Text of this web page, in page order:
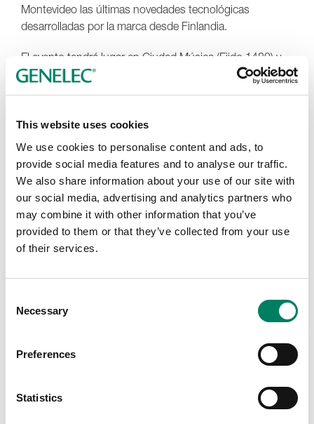
This website uses cookies
We use cookies to personalise content and ads, to
provide social media features and to analyse our traffic.
We also share information about your use of our site with
our social media, advertising and analytics partners who
may combine it with other information that you’ve
provided to them or that they’ve collected from your use
of their services.
Selection
Necessary
Preferences
Statistics
Montevideo las últimas novedades tecnológicas
desarrolladas por la marca desde Finlandia.
El evento tendrá lugar en Ciudad Música (Ejido 1480) y
contaremos con un sistema Genelec SAM, sobre el que
monitoreo personal UNIO PRM, el controlador de
referencia 9320 que permite la integración fluida de
capacidades adicionales de control, interfaz, y
enrutamiento, así como la calibración tanto del sistema
de monitoreo SAM como de los nuevos auriculares de
Genelec 8550, integrados en el paquete UNIO PRM.
Además, se hará una presentación preliminar de la
nuevo versión del sistema Aural ID de Genelec y su
correcta implementación de cualquier sistema virtual de
Confirmar asistencia
Ciuda Música
https://brnw.ch/GenelecDayMontevideo